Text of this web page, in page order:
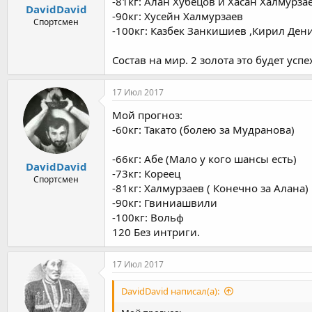
DavidDavid
Спортсмен
-90кг: Хусейн Халмурзаев
-100кг: Казбек Занкишиев ,Кирил
Состав на мир. 2 золота это будет
DavidDavid
Спортсмен
17 Июл 2017
Мой прогноз:
-60кг: Такато (болею за Мудранова)
-66кг: Абе (Мало у кого шансы есть)
-73кг: Кореец
-81кг: Халмурзаев ( Конечно за Алана)
-90кг: Гвиниашвили
-100кг: Вольф
120 Без интриги.
17 Июл 2017
DavidDavid написал(а):